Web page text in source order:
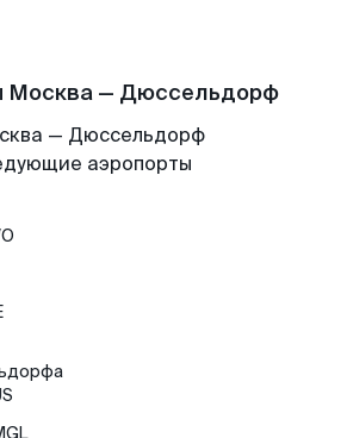
Москва — Дюссельдорф
— Дюссельдорф
аэропорты